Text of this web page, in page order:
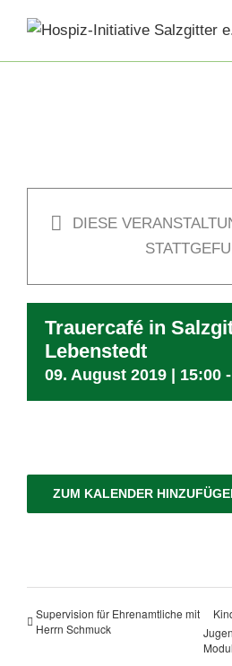
content
DIESE
Trauercafé in
Lebenstedt
09. August 2019 | 15:00 -
ZUM KALENDER
Supervision für Ehrenamtliche mit
Herrn Schmuck